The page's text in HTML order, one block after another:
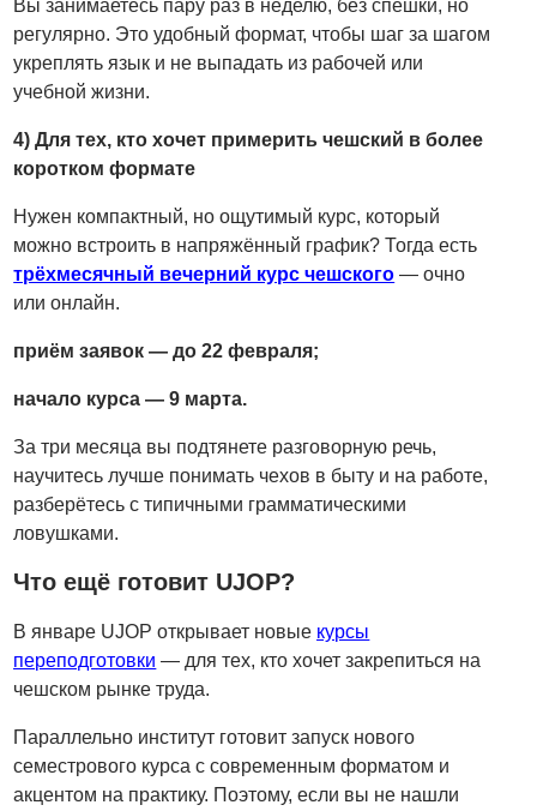
Вы занимаетесь пару раз в неделю, без спешки, но
регулярно. Это удобный формат, чтобы шаг за шагом
укреплять язык и не выпадать из рабочей или
учебной жизни.
4) Для тех, кто хочет примерить чешский в более
коротком формате
Нужен компактный, но ощутимый курс, который
можно встроить в напряжённый график? Тогда есть
трёхмесячный вечерний курс чешского — очно
или онлайн.
приём заявок — до 22 февраля;
начало курса — 9 марта.
За три месяца вы подтянете разговорную речь,
научитесь лучше понимать чехов в быту и на работе,
разберётесь с типичными грамматическими
ловушками.
Что ещё готовит UJOP?
В январе UJOP открывает новые курсы
переподготовки — для тех, кто хочет закрепиться на
чешском рынке труда.
Параллельно институт готовит запуск нового
семестрового курса с современным форматом и
акцентом на практику. Поэтому, если вы не нашли